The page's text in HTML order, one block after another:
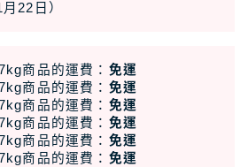
22日）
商品的運費： 免運
商品的運費： 免運
商品的運費： 免運
商品的運費： 免運
商品的運費： 免運
商品的運費： 免運